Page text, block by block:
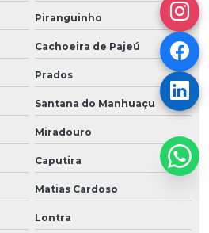
Piranguinho
Cachoeira de Pajeú
Prados
Santana do Manhuaçu
Miradouro
Caputira
Matias Cardoso
Lontra